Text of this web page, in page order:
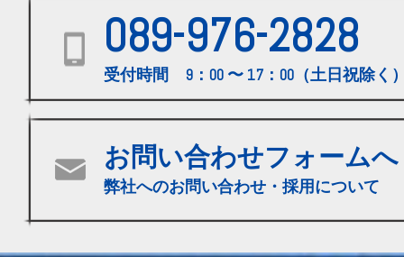
089-976-2828
受付時間 9：00 〜 17：00（土日祝除く
お問い合わせフォームへ
弊社へのお問い合わせ・採用について